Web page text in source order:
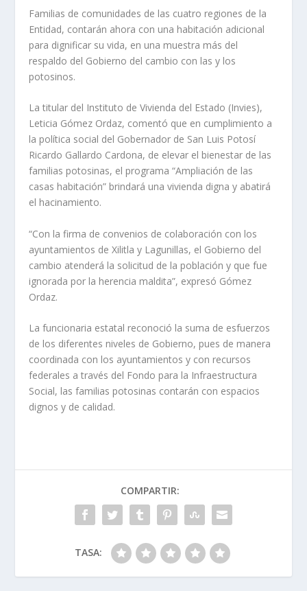
Familias de comunidades de las cuatro regiones de la
Entidad, contarán ahora con una habitación adicional
para dignificar su vida, en una muestra más del
respaldo del Gobierno del cambio con las y los
potosinos.
La titular del Instituto de Vivienda del Estado (Invies),
Leticia Gómez Ordaz, comentó que en cumplimiento a
la política social del Gobernador de San Luis Potosí
Ricardo Gallardo Cardona, de elevar el bienestar de las
familias potosinas, el programa “Ampliación de las
casas habitación” brindará una vivienda digna y abatirá
el hacinamiento.
“Con la firma de convenios de colaboración con los
ayuntamientos de Xilitla y Lagunillas, el Gobierno del
cambio atenderá la solicitud de la población y que fue
ignorada por la herencia maldita”, expresó Gómez
Ordaz.
La funcionaria estatal reconoció la suma de esfuerzos
de los diferentes niveles de Gobierno, pues de manera
coordinada con los ayuntamientos y con recursos
federales a través del Fondo para la Infraestructura
Social, las familias potosinas contarán con espacios
dignos y de calidad.
COMPARTIR:
TASA: